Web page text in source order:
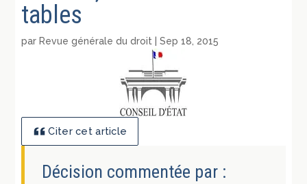
tables
par Revue générale du droit |Sep 18, 2015
Citer cet article
Décision commentée par :